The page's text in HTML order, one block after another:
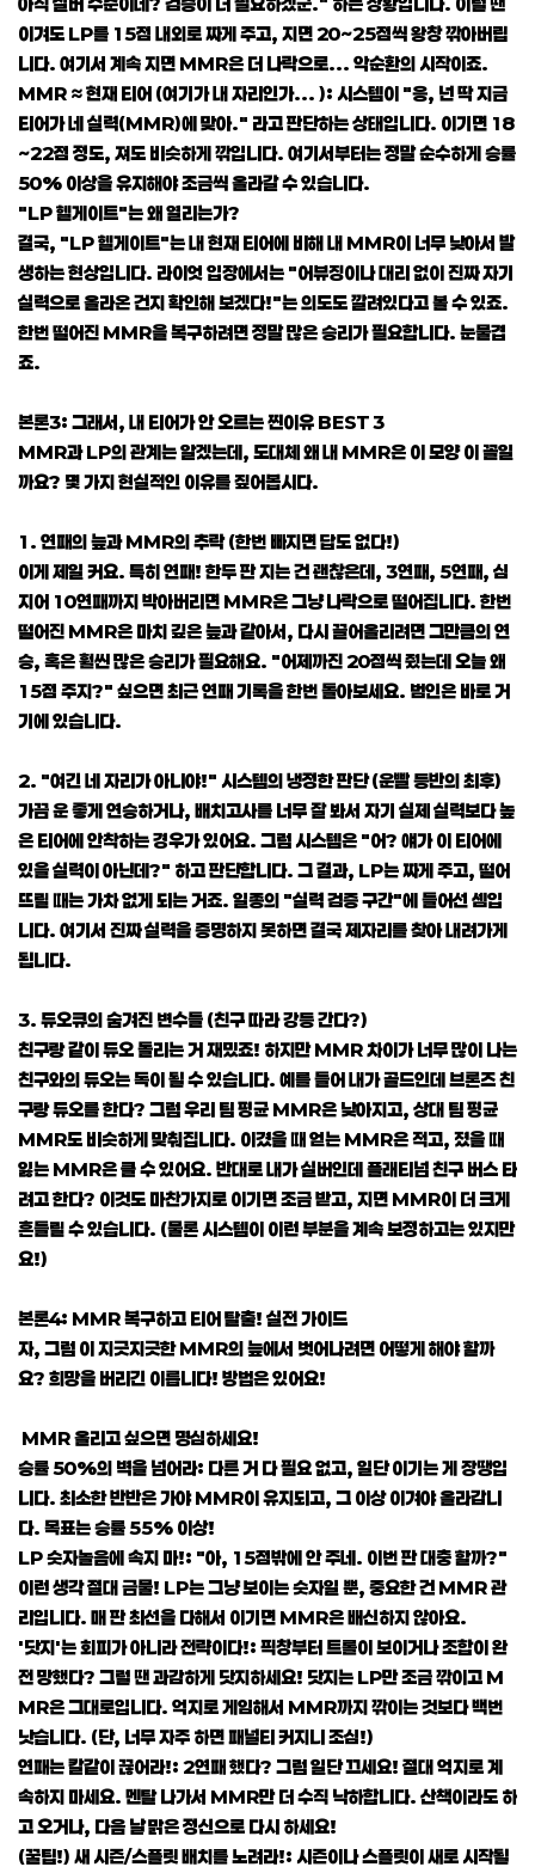
이겨도 LP를 15점 내외로 짜게 주고, 지면 20~25점씩 왕창 깎아버립
니다. 여기서 계속 지면 MMR은 더 나락으로... 악순환의 시작이죠.
MMR ≈ 현재 티어 (여기가 내 자리인가... ): 시스템이 "응, 넌 딱 지금
티어가 네 실력(MMR)에 맞아." 라고 판단하는 상태입니다. 이기면 18
~22점 정도, 져도 비슷하게 깎입니다. 여기서부터는 정말 순수하게 승률
50% 이상을 유지해야 조금씩 올라갈 수 있습니다.
"LP 헬게이트"는 왜 열리는가?
결국, "LP 헬게이트"는 내 현재 티어에 비해 내 MMR이 너무 낮아서 발
생하는 현상입니다. 라이엇 입장에서는 "어뷰징이나 대리 없이 진짜 자기
실력으로 올라온 건지 확인해 보겠다!"는 의도도 깔려있다고 볼 수 있죠.
한번 떨어진 MMR을 복구하려면 정말 많은 승리가 필요합니다. 눈물겹
죠.
본론3: 그래서, 내 티어가 안 오르는 찐이유 BEST 3
MMR과 LP의 관계는 알겠는데, 도대체 왜 내 MMR은 이 모양 이 꼴일
까요? 몇 가지 현실적인 이유를 짚어봅시다.
1. 연패의 늪과 MMR의 추락 (한번 빠지면 답도 없다!)
이게 제일 커요. 특히 연패! 한두 판 지는 건 괜찮은데, 3연패, 5연패, 심
지어 10연패까지 박아버리면 MMR은 그냥 나락으로 떨어집니다. 한번
떨어진 MMR은 마치 깊은 늪과 같아서, 다시 끌어올리려면 그만큼의 연
승, 혹은 훨씬 많은 승리가 필요해요. "어제까진 20점씩 줬는데 오늘 왜
15점 주지?" 싶으면 최근 연패 기록을 한번 돌아보세요. 범인은 바로 거
기에 있습니다.
2. "여긴 네 자리가 아니야!" 시스템의 냉정한 판단 (운빨 등반의 최후)
가끔 운 좋게 연승하거나, 배치고사를 너무 잘 봐서 자기 실제 실력보다 높
은 티어에 안착하는 경우가 있어요. 그럼 시스템은 "어? 얘가 이 티어에
있을 실력이 아닌데?" 하고 판단합니다. 그 결과, LP는 짜게 주고, 떨어
뜨릴 때는 가차 없게 되는 거죠. 일종의 "실력 검증 구간"에 들어선 셈입
니다. 여기서 진짜 실력을 증명하지 못하면 결국 제자리를 찾아 내려가게
됩니다.
3. 듀오큐의 숨겨진 변수들 (친구 따라 강등 간다?)
친구랑 같이 듀오 돌리는 거 재밌죠! 하지만 MMR 차이가 너무 많이 나는
친구와의 듀오는 독이 될 수 있습니다. 예를 들어 내가 골드인데 브론즈 친
구랑 듀오를 한다? 그럼 우리 팀 평균 MMR은 낮아지고, 상대 팀 평균
MMR도 비슷하게 맞춰집니다. 이겼을 때 얻는 MMR은 적고, 졌을 때
잃는 MMR은 클 수 있어요. 반대로 내가 실버인데 플래티넘 친구 버스 타
려고 한다? 이것도 마찬가지로 이기면 조금 받고, 지면 MMR이 더 크게
흔들릴 수 있습니다. (물론 시스템이 이런 부분을 계속 보정하고는 있지만
요!)
본론4: MMR 복구하고 티어 탈출! 실전 가이드
자, 그럼 이 지긋지긋한 MMR의 늪에서 벗어나려면 어떻게 해야 할까
요? 희망을 버리긴 이릅니다! 방법은 있어요!
MMR 올리고 싶으면 명심하세요!
승률 50%의 벽을 넘어라: 다른 거 다 필요 없고, 일단 이기는 게 장땡입
니다. 최소한 반반은 가야 MMR이 유지되고, 그 이상 이겨야 올라갑니
다. 목표는 승률 55% 이상!
LP 숫자놀음에 속지 마!: "아, 15점밖에 안 주네. 이번 판 대충 할까?"
이런 생각 절대 금물! LP는 그냥 보이는 숫자일 뿐, 중요한 건 MMR 관
리입니다. 매 판 최선을 다해서 이기면 MMR은 배신하지 않아요.
'닷지'는 회피가 아니라 전략이다!: 픽창부터 트롤이 보이거나 조합이 완
전 망했다? 그럴 땐 과감하게 닷지하세요! 닷지는 LP만 조금 깎이고 M
MR은 그대로입니다. 억지로 게임해서 MMR까지 깎이는 것보다 백번
낫습니다. (단, 너무 자주 하면 패널티 커지니 조심!)
연패는 칼같이 끊어라!: 2연패 했다? 그럼 일단 끄세요! 절대 억지로 계
속하지 마세요. 멘탈 나가서 MMR만 더 수직 낙하합니다. 산책이라도 하
고 오거나, 다음 날 맑은 정신으로 다시 하세요!
(꿀팁!) 새 시즌/스플릿 배치를 노려라!: 시즌이나 스플릿이 새로 시작될